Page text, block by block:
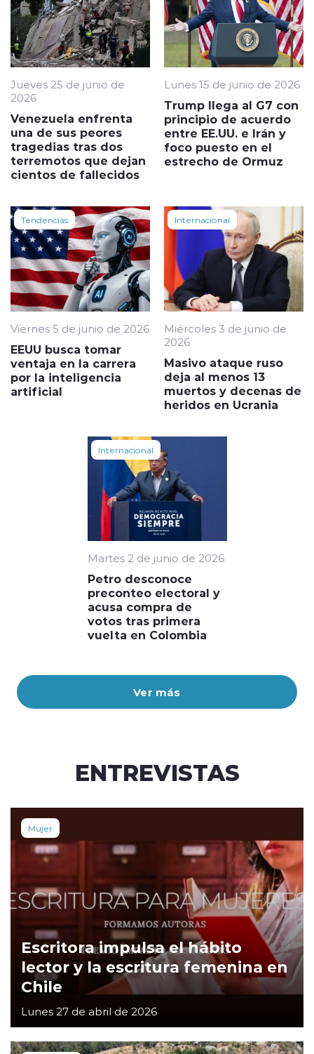
Ver más
Jueves 25 de junio de
2026
Venezuela enfrenta
una de sus peores
tragedias tras dos
terremotos que dejan
cientos de fallecidos
Lunes 15 de junio de 2026
Trump llega al G7 con
principio de acuerdo
entre EE.UU. e Irán y
foco puesto en el
estrecho de Ormuz
Tendencias
Viernes 5 de junio de 2026
EEUU busca tomar
ventaja en la carrera
por la inteligencia
artificial
Internacional
Miércoles 3 de junio de
2026
Masivo ataque ruso
deja al menos 13
muertos y decenas de
heridos en Ucrania
Internacional
Martes 2 de junio de 2026
Petro desconoce
preconteo electoral y
acusa compra de
votos tras primera
vuelta en Colombia
ENTREVISTAS
Mujer
Escritora impulsa el hábito
lector y la escritura femenina en
Chile
Lunes 27 de abril de 2026